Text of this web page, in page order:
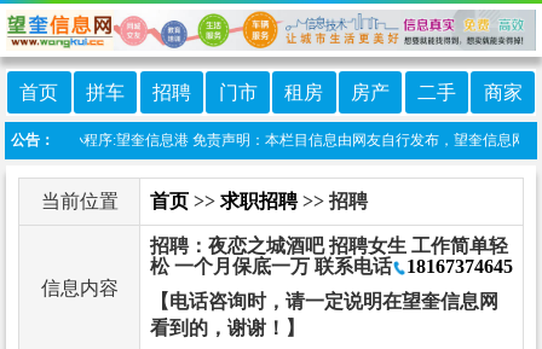
首页 拼车 招聘 门市 租房 房产 二手 商家
公告：
线微信小程序:望奎信息港 免责声明：本栏目信息由网友自行发布，望奎信息网
当前位置 首页 >> 求职招聘>> 招聘
信息内容
招聘：夜恋之城酒吧 招聘女生 工作简单轻
松 一个月保底一万 联系电话
18167374645
【电话咨询时，请一定说明在望奎信息网
看到的，谢谢！】